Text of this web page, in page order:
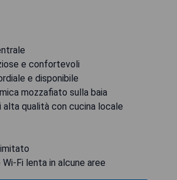
e confortevoli
e disponibile
mozzafiato sulla baia
alta qualità con cucina locale
Wi-Fi lenta in alcune aree